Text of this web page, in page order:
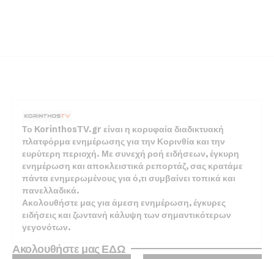
Το KorinthosTV.gr είναι η κορυφαία διαδικτυακή
πλατφόρμα ενημέρωσης για την Κορινθία και την
ευρύτερη περιοχή. Με συνεχή ροή ειδήσεων, έγκυρη
ενημέρωση και αποκλειστικά ρεπορτάζ, σας κρατάμε
πάντα ενημερωμένους για ό,τι συμβαίνει τοπικά και
πανελλαδικά.
Ακολουθήστε μας για άμεση ενημέρωση, έγκυρες
ειδήσεις και ζωντανή κάλυψη των σημαντικότερων
γεγονότων.
Ακολουθήστε μας ΕΔΩ